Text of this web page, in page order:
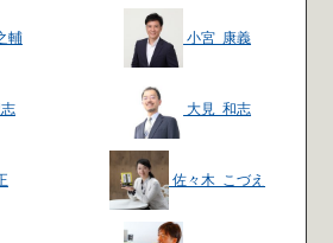
輔 小宮 康義
大見 和志
佐々木 こづえ